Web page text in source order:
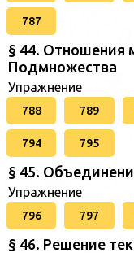
787
§ 44. Отношения
Подмножества
Упражнение
788 789
794 795
§ 45.
Упражнение
796 797
§ 46. Решение